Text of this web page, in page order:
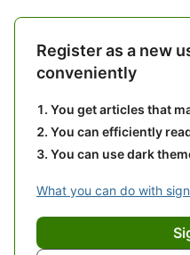
Register as a new
conveniently
You get articles that
You can efficiently
You can use dark
What you can do with